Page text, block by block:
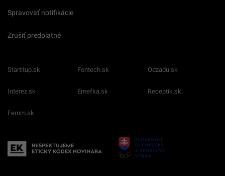
Spravovať notifikácie
Zrušiť predplatné
Startitup.sk Fontech.sk Odzadu.sk
Interez.sk Emefka.sk Receptik.sk
Femm.sk